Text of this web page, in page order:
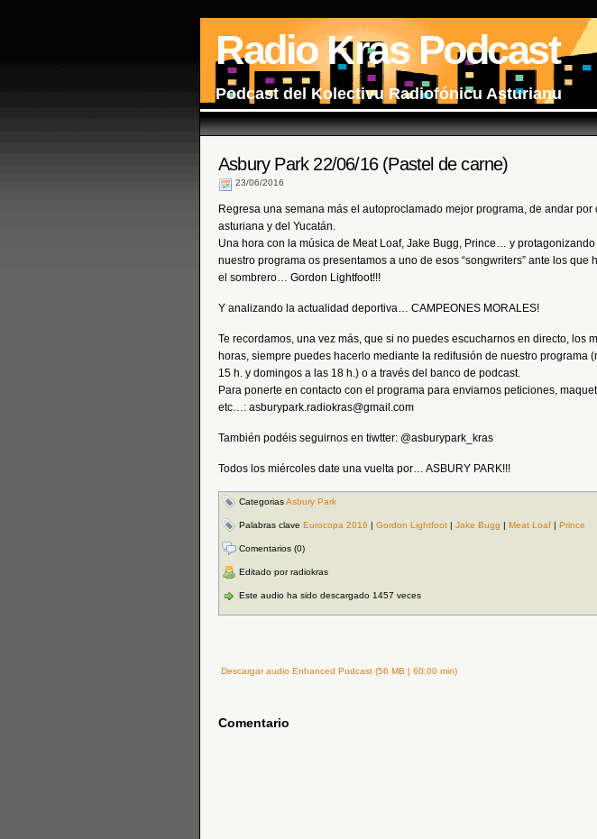
Radio Kras Podcast
Podcast del Kolectivu Radiofónicu Asturianu
Asbury Park 22/06/16 (Pastel de carne)
23/06/2016
Regresa una semana más el autoproclamado mejor programa, de andar por
asturiana y del Yucatán.
Una hora con la música de Meat Loaf, Jake Bugg, Prince… y
nuestro programa os presentamos a uno de esos “songwriters” ante los que
el sombrero… Gordon Lightfoot!!!
Y analizando la actualidad deportiva… CAMPEONES MORALES!
Te recordamos, una vez más, que si no puedes escucharnos en directo, los
horas, siempre puedes hacerlo mediante la redifusión de nuestro programa
15 h. y domingos a las 18 h.) o a través del banco de podcast.
Para ponerte en contacto con el programa para enviarnos peticiones,
etc…: asburypark.radiokras@gmail.com
También podéis seguirnos en tiwtter: @asburypark_kras
Todos los miércoles date una vuelta por… ASBURY PARK!!!
CategoriasAsbury Park
Palabras clave Eurocopa 2016 | Gordon Lightfoot | Jake Bugg | Meat Loaf | Prince
Comentarios (0)
Editado por radiokras
Este audio ha sido descargado 1457 veces
Descargar audio Enhanced Podcast (56 MB | 60:00 min)
Comentario